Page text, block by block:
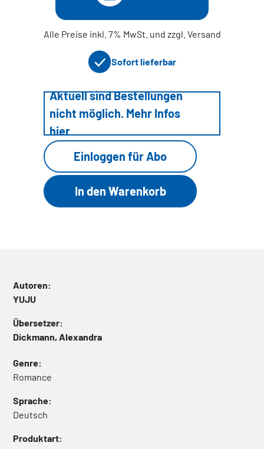
Alle Preise inkl. 7% MwSt. und zzgl. Versand
Sofort lieferbar
Aktuell sind Bestellungen
nicht möglich. Mehr Infos
hier
Einloggen für Abo
Autoren:
YUJU
Übersetzer:
Dickmann, Alexandra
Genre:
Romance
Sprache:
Deutsch
Produktart: